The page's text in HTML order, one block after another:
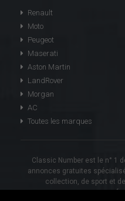
Renault
Moto
Peugeot
Maserati
Aston Martin
LandRover
Morgan
AC
Toutes les marques
Classic Number est le n° 1
annonces gratuites
collection, de sport et